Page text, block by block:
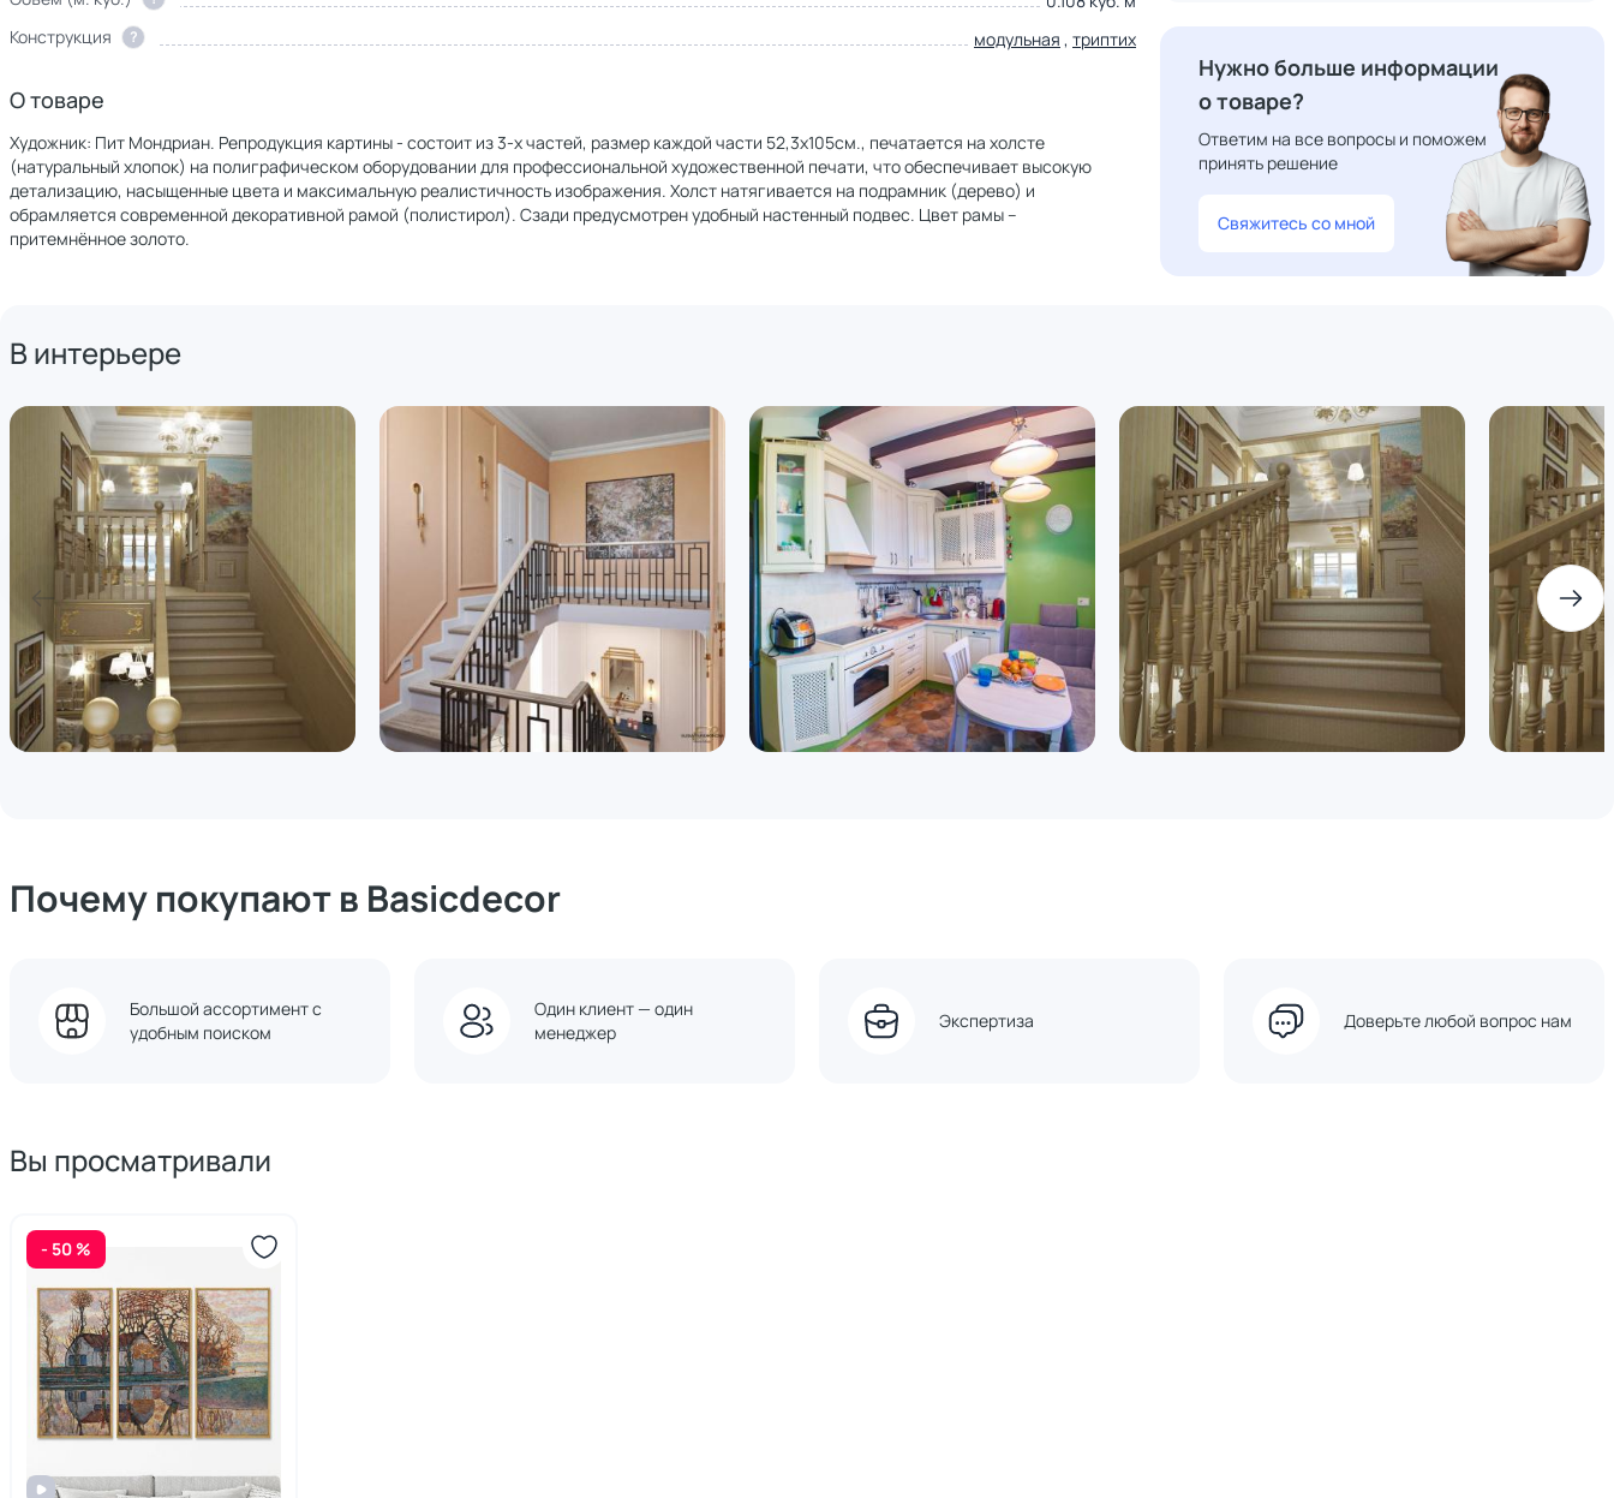
Конструкция
? модульная , триптих
О товаре
Художник: Пит Мондриан. Репродукция картины - состоит из 3-х частей, размер каждой части 52,3х105см., печатается на холсте
(натуральный хлопок) на полиграфическом оборудовании для профессиональной художественной печати, что обеспечивает высокую
детализацию, насыщенные цвета и максимальную реалистичность изображения. Холст натягивается на подрамник (дерево) и
обрамляется современной декоративной рамой (полистирол). Сзади предусмотрен удобный настенный подвес. Цвет рамы –
притемнённое золото.
Нужно больше информации
о товаре?
Ответим на все вопросы и поможем
принять решение
Свяжитесь со мной
В интерьере
Почему покупают в Basicdecor
Большой ассортимент с
удобным поиском
Один клиент — один
менеджер
Экспертиза Доверьте любой вопрос нам
Вы просматривали
- 50 %